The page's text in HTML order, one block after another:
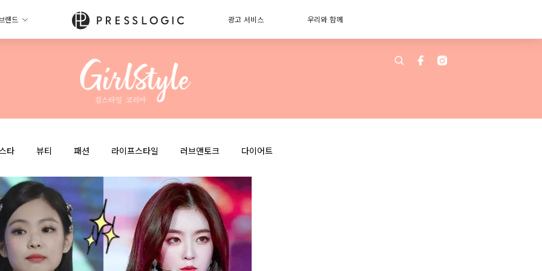
랜드 광고 서비스 우리와 함께
타 뷰티 패션 라이프스타일 러브앤토크 다이어트